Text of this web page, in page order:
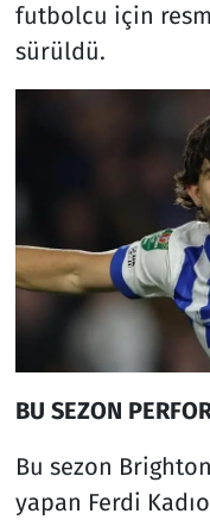
futbolcu için
sürüldü.
BU SEZON
Bu sezon
yapan Ferdi